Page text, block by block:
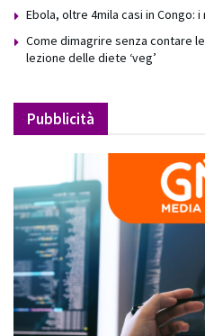
Ebola, oltre 4mila casi in Congo:
Come dimagrire senza contare
lezione delle diete ‘veg’
Pubblicità